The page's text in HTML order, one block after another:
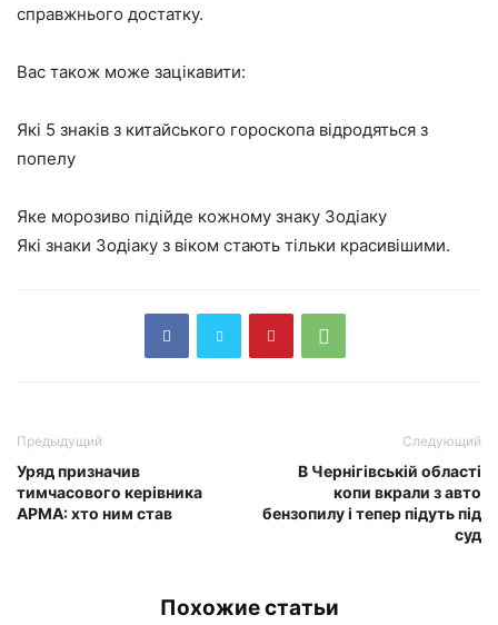
справжнього достатку.
Вас також може зацікавити:
Які 5 знаків з китайського гороскопа відродяться з
попелу
Яке морозиво підійде кожному знаку Зодіаку
Які знаки Зодіаку з віком стають тільки красивішими.
Предыдущий
Уряд призначив
тимчасового керівника
АРМА: хто ним став
Следующий
В Чернігівській області
копи вкрали з авто
бензопилу і тепер підуть під
суд
Похожие статьи